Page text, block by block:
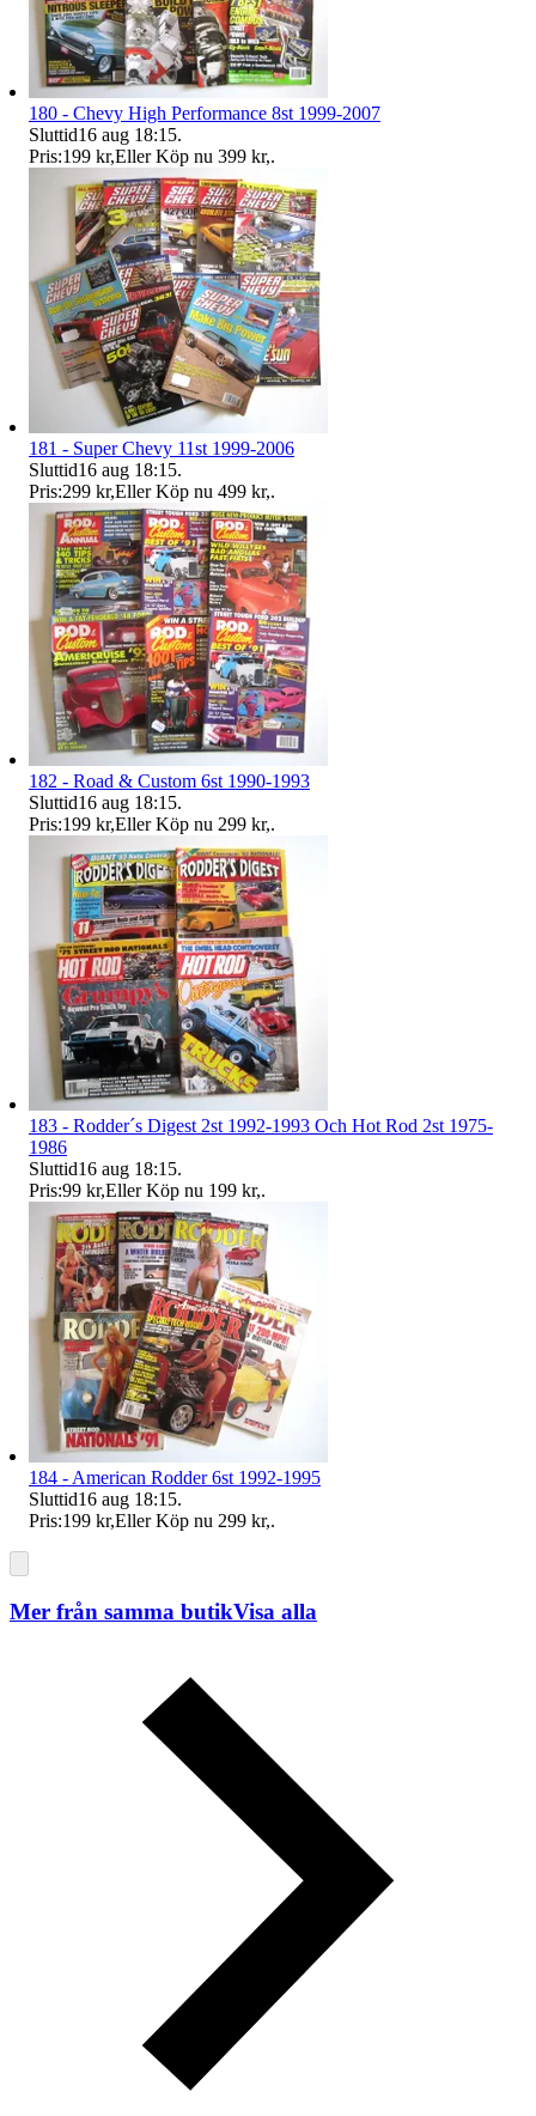
180 - Chevy High Performance 8st 1999-2007
Sluttid16 aug 18:15.
Pris:199 kr,Eller Köp nu 399 kr,.
181 - Super Chevy 11st 1999-2006
Sluttid16 aug 18:15.
Pris:299 kr,Eller Köp nu 499 kr,.
182 - Road & Custom 6st 1990-1993
Sluttid16 aug 18:15.
Pris:199 kr,Eller Köp nu 299 kr,.
183 - Rodder´s Digest 2st 1992-1993 Och Hot Rod 2st 1975-
1986
Sluttid16 aug 18:15.
Pris:99 kr,Eller Köp nu 199 kr,.
184 - American Rodder 6st 1992-1995
Sluttid16 aug 18:15.
Pris:199 kr,Eller Köp nu 299 kr,.
Mer från samma butikVisa alla